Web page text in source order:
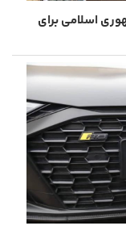
اسلامی برای